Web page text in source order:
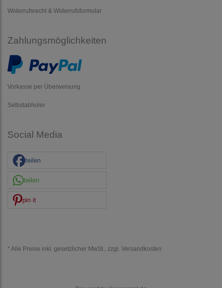
Widerrufsrecht & Widerrufsformular
Zahlungsmöglichkeiten
Vorkasse per Überweisung
Selbstabholer
Social Media
teilen
teilen
pin it
* Alle Preise inkl. gesetzlicher MwSt., zzgl. Versandkosten